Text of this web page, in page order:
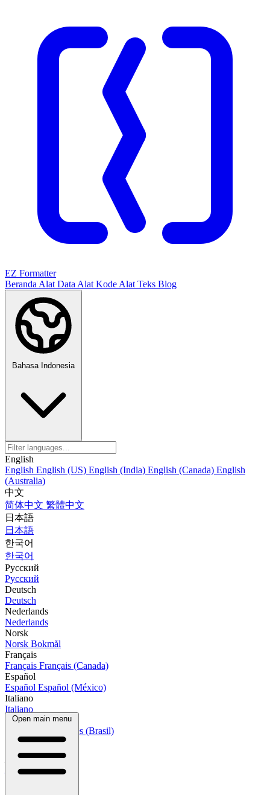
EZ Formatter
Beranda Alat Data Alat Kode Alat Teks Blog
Bahasa Indonesia
English
English English (US) English (India) English (Canada) English
(Australia)
中文
简体中文 繁體中文
日本語
日本語
한국어
한국어
Русский
Русский
Deutsch
Deutsch
Nederlands
Nederlands
Norsk
Norsk Bokmål
Français
Français Français (Canada)
Español
Español Español (México)
Italiano
Italiano
Português
Português (Brasil)
العربية
العربية
हिन्दी
Open main menu